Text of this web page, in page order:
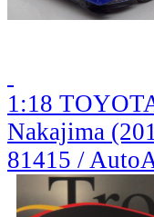
1:18
Nakajima
81415 /